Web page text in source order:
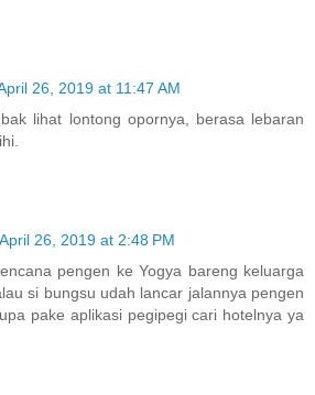
26, 2019 at 11:47 AM
lihat lontong opornya, berasa lebaran
April 26, 2019 at 2:48 PM
pengen ke Yogya bareng keluarga
si bungsu udah lancar jalannya pengen
pake aplikasi pegipegi cari hotelnya ya